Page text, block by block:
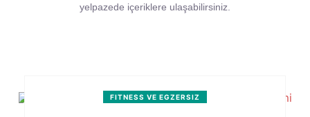
yelpazede içeriklere ulaşabilirsiniz.
FITNESS VE EGZERSIZ